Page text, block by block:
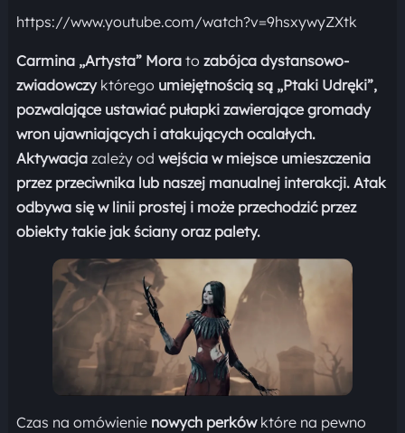
https://www.youtube.com/watch?v=9hsxywyZXtk
Carmina „Artysta” Morato zabójca dystansowo-
zwiadowczyktórego umiejętnością są „Ptaki Udręki”,
pozwalające ustawiać pułapki zawierające gromady
wron ujawniających i atakujących ocalałych.
Aktywacjazależy od wejścia w miejsce umieszczenia
przez przeciwnika lub naszej manualnej interakcji. Atak
odbywa się w linii prostej i może przechodzić przez
obiekty takie jak ściany oraz palety.
Czas na omówienie nowych perkówktóre na pewno